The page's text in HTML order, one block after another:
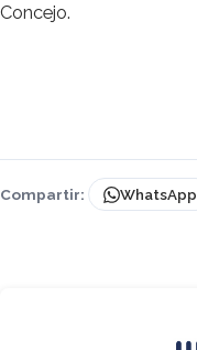
Concejo.
Compartir: WhatsApp